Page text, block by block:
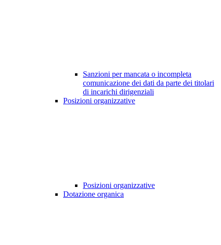
Sanzioni per mancata o incompleta
comunicazione dei dati da parte dei titolari
di incarichi dirigenziali
Posizioni organizzative
Posizioni organizzative
Dotazione organica